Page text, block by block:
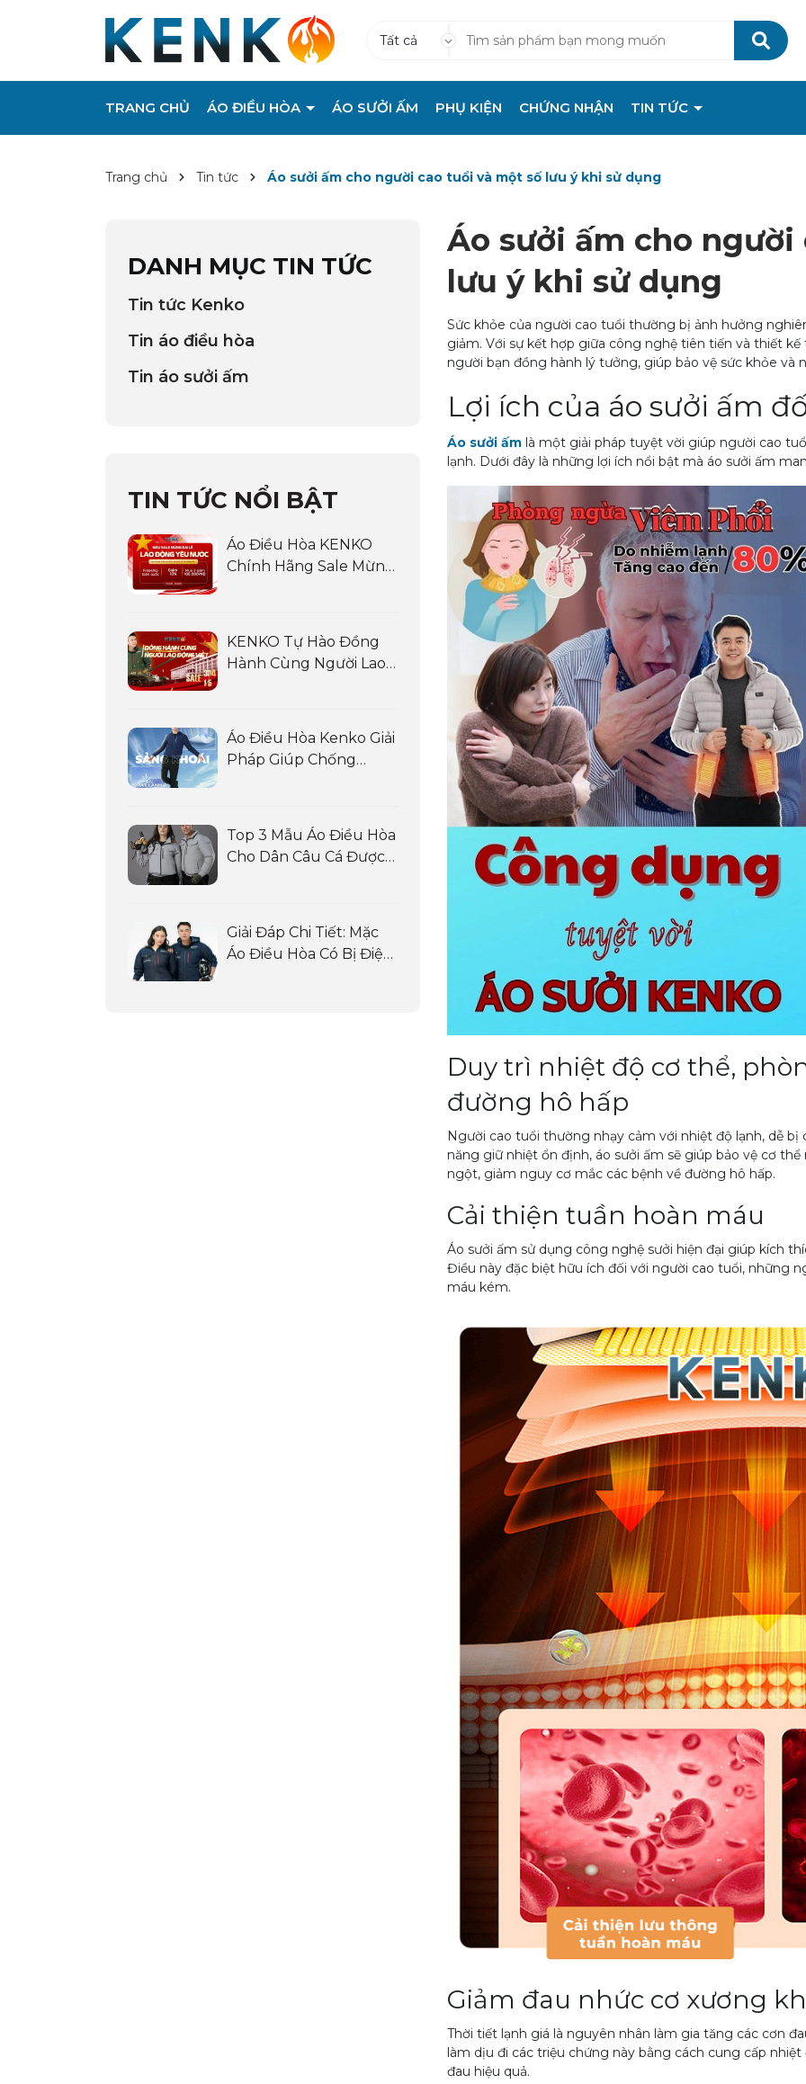
Tất cả
TRANG CHỦ ÁO ĐIỀU HÒA ÁO SƯỞI ẤM PHỤ KIỆN CHỨNG NHẬN TIN TỨC
Trang chủ Tin tức Áo sưởi ấm cho người cao tuổi và một số lưu ý khi sử dụng
Áo sưởi ấm cho
lưu ý khi sử dụng
Sức khỏe của người cao tuổi thường bị ảnh hưởng
giảm. Với sự kết hợp giữa công nghệ tiên tiến và thiết
người bạn đồng hành lý tưởng, giúp bảo vệ sức khỏe và
Lợi ích của áo sưởi ấm
Áo sưởi ấm là một giải pháp tuyệt vời giúp người cao
lạnh. Dưới đây là những lợi ích nổi bật mà áo sưởi ấm
Duy trì nhiệt độ cơ thể,
đường hô hấp
Người cao tuổi thường nhạy cảm với nhiệt độ lạnh, dễ bị
năng giữ nhiệt ổn định, áo sưởi ấm sẽ giúp bảo vệ cơ
ngột, giảm nguy cơ mắc các bệnh về đường hô hấp.
Cải thiện tuần hoàn máu
Áo sưởi ấm sử dụng công nghệ sưởi hiện đại giúp kích
Điều này đặc biệt hữu ích đối với người cao tuổi, những
máu kém.
Giảm đau nhức cơ xương
Thời tiết lạnh giá là nguyên nhân làm gia tăng các cơn
làm dịu đi các triệu chứng này bằng cách cung cấp
đau hiệu quả.
DANH MỤC TIN TỨC
Tin tức Kenko
Tin áo điều hòa
Tin áo sưởi ấm
TIN TỨC NỔI BẬT
Áo Điều Hòa KENKO
Chính Hãng Sale Mừng
KENKO Tự Hào Đồng
Hành Cùng Người Lao
Áo Điều Hòa Kenko Giải
Pháp Giúp Chống
Top 3 Mẫu Áo Điều Hòa
Cho Dân Câu Cá Được
Giải Đáp Chi Tiết: Mặc
Áo Điều Hòa Có Bị Điện